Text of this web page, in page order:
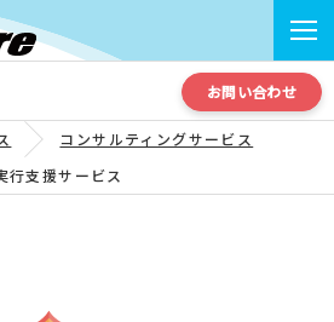
お問い合わせ
コンサルティングサービス
行支援サービス